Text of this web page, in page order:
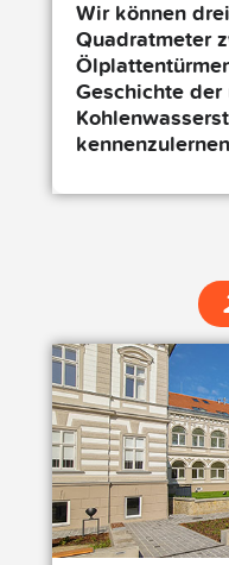
Wir können
Quadratmeter
Geschichte der